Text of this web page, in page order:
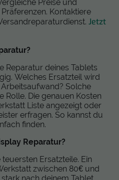
Preise und
Kontaktiere
Jetzt
Reparatur deines Tablets
Welches Ersatzteil wird
Solche
Rolle. Die genauen Kosten
Liste angezeigt oder
erfragen. So kannst du
finden.
Reparatur?
Ersatzteile. Ein
zwischen 80€ und